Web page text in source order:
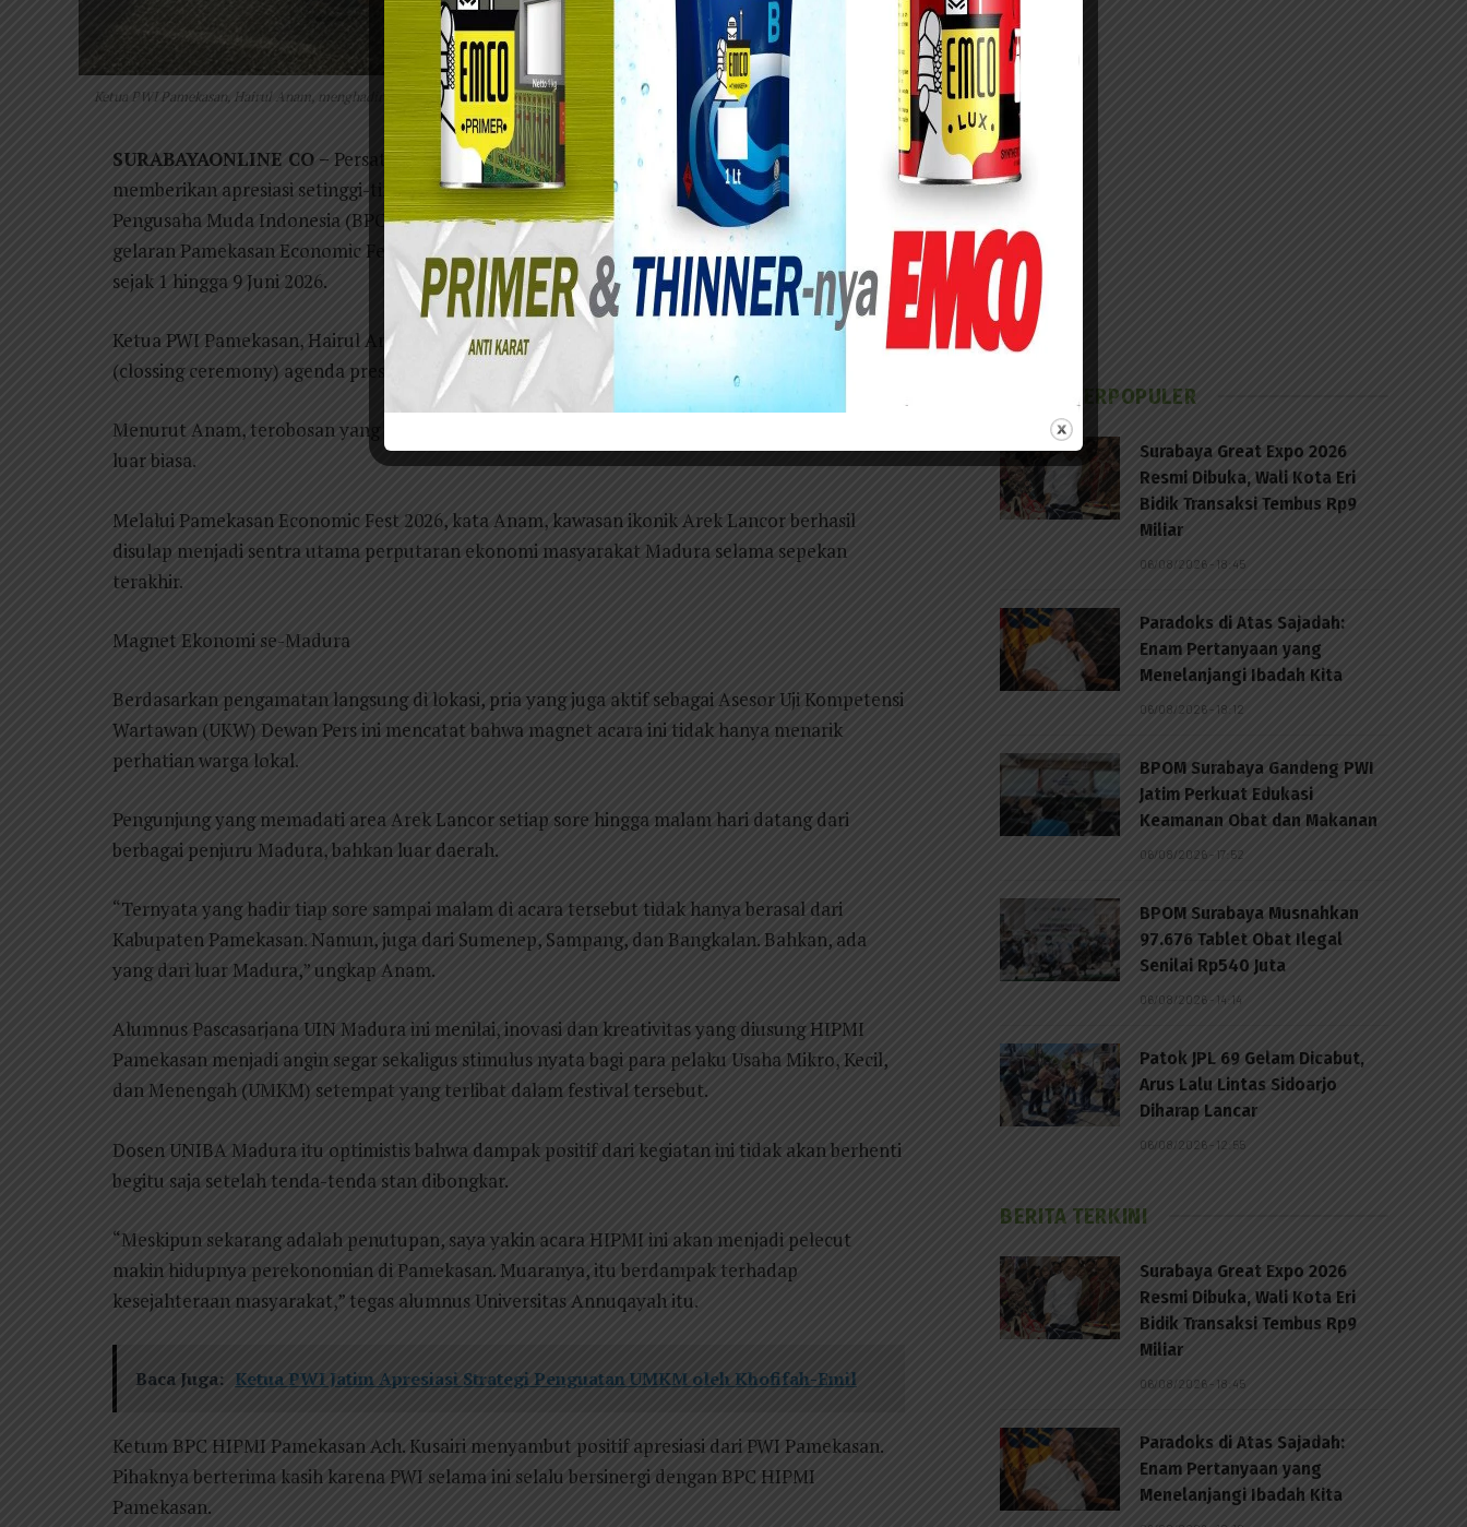
Ketua PWI Pamekasan, Hairul Anam, menghadiri undangan penutupan Pamekasan Economic Fest 2026 di kawasan monumen Arek Lancor.
SURABAYAONLINE CO – Persatuan Wartawan Indonesia (PWI) Kabupaten Pamekasan
memberikan apresiasi setinggi-tingginya kepada Badan Pengurus Cabang Himpunan
Pengusaha Muda Indonesia (BPC HIPMI) Pamekasan. Apresiasi ini diberikan atas suksesnya
gelaran Pamekasan Economic Fest 2026 yang berlangsung di kawasan Monumen Arek Lancor
sejak 1 hingga 9 Juni 2026.
Ketua PWI Pamekasan, Hairul Anam, hadir langsung memenuhi undangan malam penutupan
(clossing ceremony) agenda prestisius tersebut pada Selasa malam (9/6/2026).
Menurut Anam, terobosan yang dilakukan oleh BPC HIPMI Pamekasan ini tergolong sangat
luar biasa.
Melalui Pamekasan Economic Fest 2026, kata Anam, kawasan ikonik Arek Lancor berhasil
disulap menjadi sentra utama perputaran ekonomi masyarakat Madura selama sepekan
terakhir.
Magnet Ekonomi se-Madura
Berdasarkan pengamatan langsung di lokasi, pria yang juga aktif sebagai Asesor Uji Kompetensi
Wartawan (UKW) Dewan Pers ini mencatat bahwa magnet acara ini tidak hanya menarik
perhatian warga lokal.
Pengunjung yang memadati area Arek Lancor setiap sore hingga malam hari datang dari
berbagai penjuru Madura, bahkan luar daerah.
“Ternyata yang hadir tiap sore sampai malam di acara tersebut tidak hanya berasal dari
Kabupaten Pamekasan. Namun, juga dari Sumenep, Sampang, dan Bangkalan. Bahkan, ada
yang dari luar Madura,” ungkap Anam.
Alumnus Pascasarjana UIN Madura ini menilai, inovasi dan kreativitas yang diusung HIPMI
Pamekasan menjadi angin segar sekaligus stimulus nyata bagi para pelaku Usaha Mikro, Kecil,
dan Menengah (UMKM) setempat yang terlibat dalam festival tersebut.
Dosen UNIBA Madura itu optimistis bahwa dampak positif dari kegiatan ini tidak akan berhenti
begitu saja setelah tenda-tenda stan dibongkar.
“Meskipun sekarang adalah penutupan, saya yakin acara HIPMI ini akan menjadi pelecut
makin hidupnya perekonomian di Pamekasan. Muaranya, itu berdampak terhadap
kesejahteraan masyarakat,” tegas alumnus Universitas Annuqayah itu.
Baca Juga: Ketua PWI Jatim Apresiasi Strategi Penguatan UMKM oleh Khofifah-Emil
Ketum BPC HIPMI Pamekasan Ach. Kusairi menyambut positif apresiasi dari PWI Pamekasan.
Pihaknya berterima kasih karena PWI selama ini selalu bersinergi dengan BPC HIPMI
Pamekasan.
BERITA TERPOPULER
Surabaya Great Expo 2026
Resmi Dibuka, Wali Kota Eri
Bidik Transaksi Tembus Rp9
Miliar
06/08/2026 - 18:45
Paradoks di Atas Sajadah:
Enam Pertanyaan yang
Menelanjangi Ibadah Kita
06/08/2026 - 18:12
BPOM Surabaya Gandeng PWI
Jatim Perkuat Edukasi
Keamanan Obat dan Makanan
06/08/2026 - 17:52
BPOM Surabaya Musnahkan
97.676 Tablet Obat Ilegal
Senilai Rp540 Juta
06/08/2026 - 14:14
Patok JPL 69 Gelam Dicabut,
Arus Lalu Lintas Sidoarjo
Diharap Lancar
06/08/2026 - 12:55
BERITA TERKINI
Surabaya Great Expo 2026
Resmi Dibuka, Wali Kota Eri
Bidik Transaksi Tembus Rp9
Miliar
06/08/2026 - 18:45
Paradoks di Atas Sajadah:
Enam Pertanyaan yang
Menelanjangi Ibadah Kita